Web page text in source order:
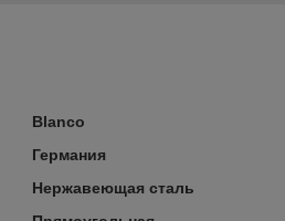
Blanco
Германия
Нержавеющая сталь